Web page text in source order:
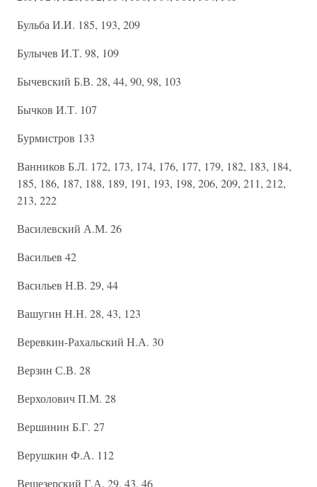
Бульба И.И. 185, 193, 209
Булычев И.Т. 98, 109
Бычевский Б.В. 28, 44, 90, 98, 103
Бычков И.Т. 107
Бурмистров 133
Ванников Б.Л. 172, 173, 174, 176, 177, 179, 182, 183, 184,
185, 186, 187, 188, 189, 191, 193, 198, 206, 209, 211, 212,
213, 222
Василевский А.М. 26
Васильев 42
Васильев Н.В. 29, 44
Вашугин Н.Н. 28, 43, 123
Веревкин-Рахальский Н.А. 30
Верзин С.В. 28
Верхолович П.М. 28
Вершинин Б.Г. 27
Верушкин Ф.А. 112
Вещезерский Г.А. 29, 43, 46